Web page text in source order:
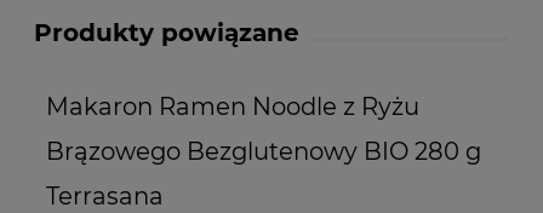
Produkty powiązane
Makaron Ramen Noodle z Ryżu
Brązowego Bezglutenowy BIO 280 g
Terrasana